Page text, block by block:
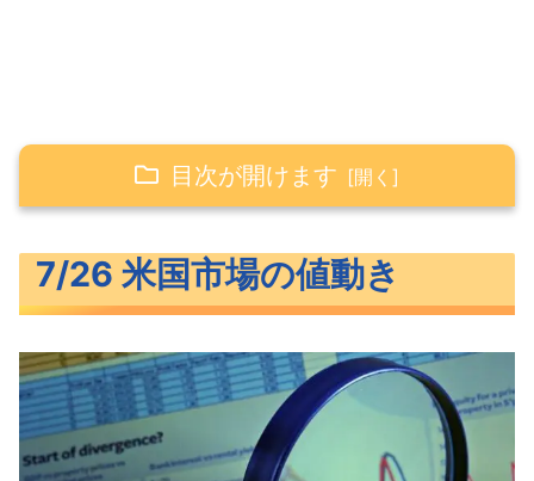
目次が開けます
ダウの続伸が止まらない米主要3指数
S&P500ヒートマップ
セクター別パフォーマンス
S&P500チャート分析
7/26 米国市場の値動き